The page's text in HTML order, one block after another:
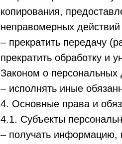
копирования,
неправомерных
– прекратить передачу
прекратить обработку и
Законом о персональных
– исполнять иные
4. Основные права и
4.1. Субъекты
– получать информацию,